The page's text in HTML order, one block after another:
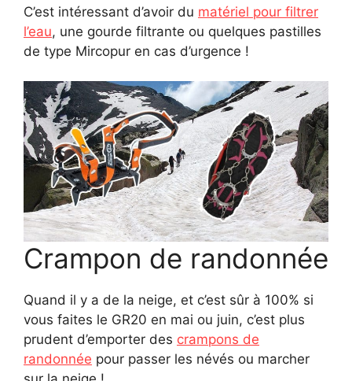
C’est intéressant d’avoir du matériel pour filtrer
l’eau, une gourde filtrante ou quelques pastilles
de type Mircopur en cas d’urgence !
Crampon de randonnée
Quand il y a de la neige, et c’est sûr à 100% si
vous faites le GR20 en mai ou juin, c’est plus
prudent d’emporter des crampons de
randonnée pour passer les névés ou marcher